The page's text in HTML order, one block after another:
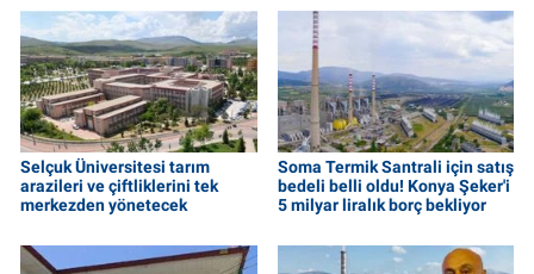
Selçuk Üniversitesi tarım
arazileri ve çiftliklerini tek
merkezden yönetecek
Soma Termik Santrali için satış
bedeli belli oldu! Konya Şeker'i
5 milyar liralık borç bekliyor